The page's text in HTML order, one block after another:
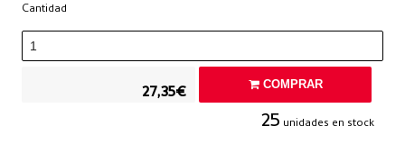
Cantidad
27,35€ COMPRAR
25 unidades en stock